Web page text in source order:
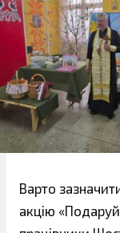
Варто
акцію